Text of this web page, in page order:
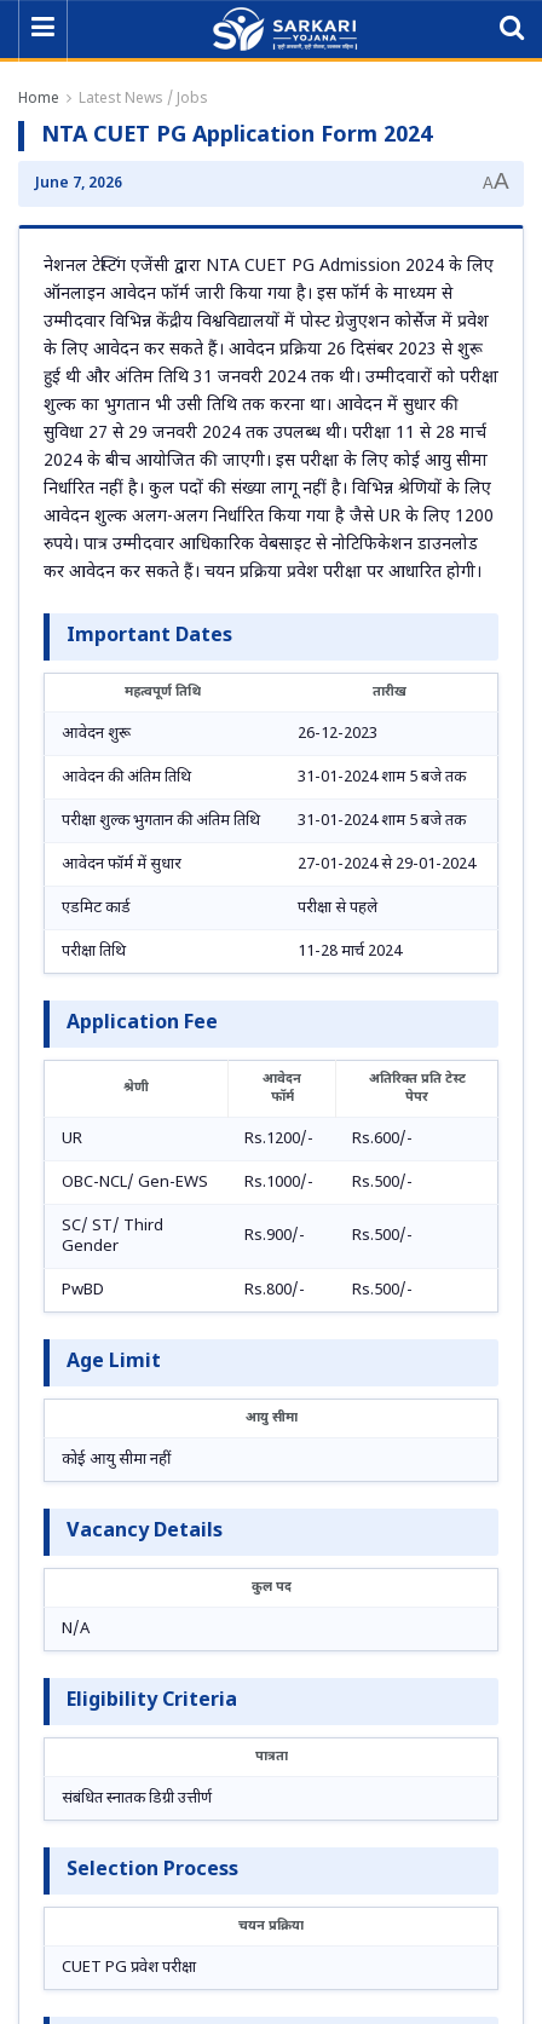
Home Latest News / Jobs
NTA CUET PG Application Form 2024
June 7, 2026 AA
नेशनल टेस्टिंग एजेंसी द्वारा NTA CUET PG Admission 2024 के लिए
ऑनलाइन आवेदन फॉर्म जारी किया गया है। इस फॉर्म के माध्यम से
उम्मीदवार विभिन्न केंद्रीय विश्वविद्यालयों में पोस्ट ग्रेजुएशन कोर्सेज में प्रवेश
के लिए आवेदन कर सकते हैं। आवेदन प्रक्रिया 26 दिसंबर 2023 से शुरू
हुई थी और अंतिम तिथि 31 जनवरी 2024 तक थी। उम्मीदवारों को परीक्षा
शुल्क का भुगतान भी उसी तिथि तक करना था। आवेदन में सुधार की
सुविधा 27 से 29 जनवरी 2024 तक उपलब्ध थी। परीक्षा 11 से 28 मार्च
2024 के बीच आयोजित की जाएगी। इस परीक्षा के लिए कोई आयु सीमा
निर्धारित नहीं है। कुल पदों की संख्या लागू नहीं है। विभिन्न श्रेणियों के लिए
आवेदन शुल्क अलग-अलग निर्धारित किया गया है जैसे UR के लिए 1200
रुपये। पात्र उम्मीदवार आधिकारिक वेबसाइट से नोटिफिकेशन डाउनलोड
कर आवेदन कर सकते हैं। चयन प्रक्रिया प्रवेश परीक्षा पर आधारित होगी।
Important Dates
महत्वपूर्ण तिथि तारीख
आवेदन शुरू 26-12-2023
आवेदन की अंतिम तिथि 31-01-2024 शाम 5 बजे तक
परीक्षा शुल्क भुगतान की अंतिम तिथि 31-01-2024 शाम 5 बजे तक
आवेदन फॉर्म में सुधार 27-01-2024 से 29-01-2024
एडमिट कार्ड परीक्षा से पहले
परीक्षा तिथि 11-28 मार्च 2024
Application Fee
श्रेणी
आवेदन
फॉर्म
अतिरिक्त प्रति टेस्ट
पेपर
UR Rs.1200/- Rs.600/-
OBC-NCL/ Gen-EWS Rs.1000/- Rs.500/-
SC/ ST/ Third
Gender
Rs.900/- Rs.500/-
PwBD Rs.800/- Rs.500/-
Age Limit
आयु सीमा
कोई आयु सीमा नहीं
Vacancy Details
कुल पद
N/A
Eligibility Criteria
पात्रता
संबंधित स्नातक डिग्री उत्तीर्ण
Selection Process
चयन प्रक्रिया
CUET PG प्रवेश परीक्षा